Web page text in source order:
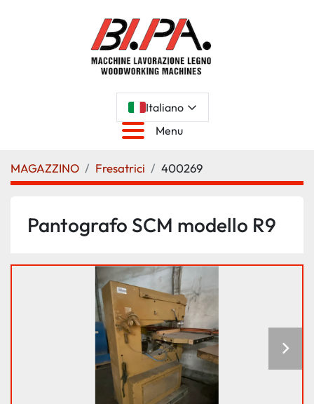
Italiano
Menu
MAGAZZINO Fresatrici 400269
Pantografo SCM modello R9